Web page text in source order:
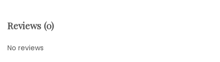
Reviews (0)
No reviews